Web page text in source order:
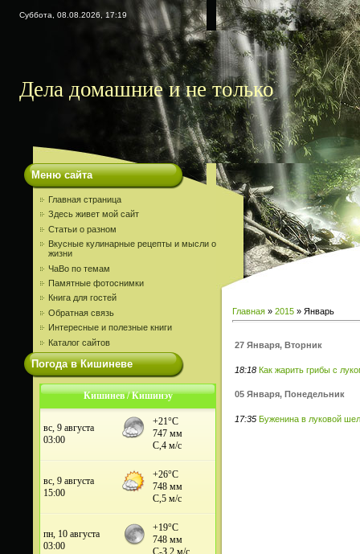
Суббота, 08.08.2026, 17:19
Дела домашние и не только
Меню сайта
Главная страница
Здесь живет мой сайт
Статьи о разном
Вкусные кулинарные рецепты и мысли о
жизни
ЧаВо по темам
Памятные фотоснимки
Книга для гостей
Обратная связь
Интересные и полезные книги
Каталог сайтов
Погода в Кишиневе
Кишинев / Кишинэу
Главная » 2015 » Январь
27 Января, Вторник
18:18 Как жарить грибы с
05 Января, Понедельник
17:35 Буженина в луковой